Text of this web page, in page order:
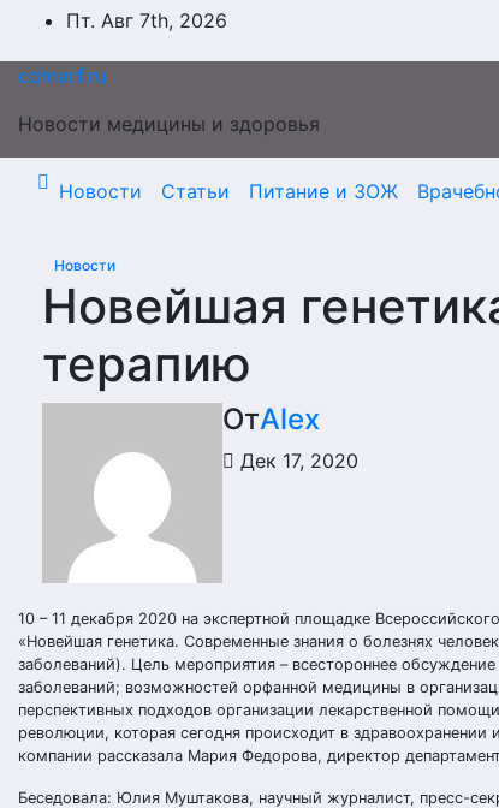
Перейти
содержимому
Пт. Авг 7th, 2026
cdmarf.ru
Новости медицины и здоровья
Новости Статьи Питание и ЗОЖ
Новости
Новейшая
терапию
ОтAlex
Дек 17, 2020
10 – 11 декабря 2020 на экспертной площадке
«Новейшая генетика. Современные знания о болезнях
заболеваний). Цель мероприятия – всестороннее
заболеваний; возможностей орфанной медицины в
перспективных подходов организации лекарственной
революции, которая сегодня происходит в
компании рассказала Мария Федорова, директор
Беседовала: Юлия Муштакова, научный журналист, пресс-